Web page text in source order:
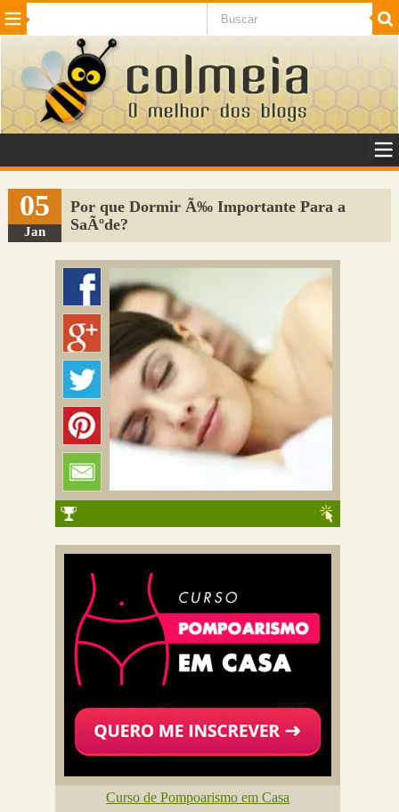
Beleza Cinema e TV
Internet Jogos NotÃ­cias SaÃºde
VeÃ­culos Adulto
Sugerir Link
Adicionar Blog
Colmeia Exchange
Perguntas Frequentes
05
Jan
Por que Dormir Ã‰ Importante Para a
SaÃºde?
Curso de Pompoarismo em Casa